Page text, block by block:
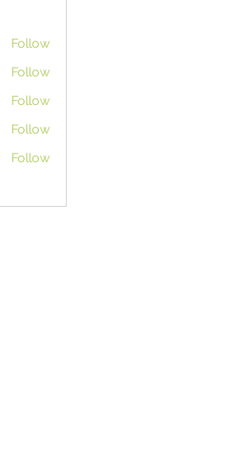
Follow
Follow
Follow
Follow
Follow